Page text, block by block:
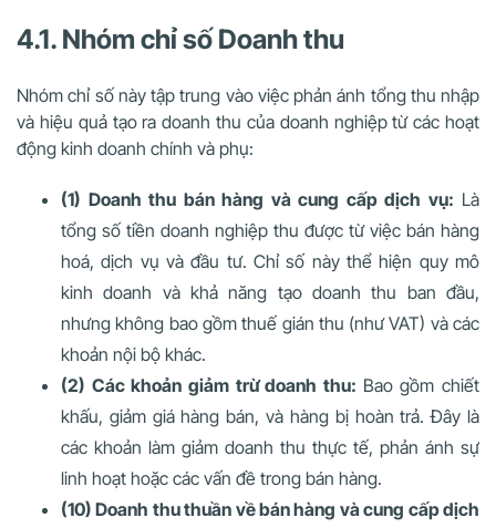
4.1. Nhóm chỉ số Doanh thu
Nhóm chỉ số này tập trung vào việc phản ánh tổng thu nhập
và hiệu quả tạo ra doanh thu của doanh nghiệp từ các hoạt
động kinh doanh chính và phụ:
(1) Doanh thu bán hàng và cung cấp dịch vụ: Là
tổng số tiền doanh nghiệp thu được từ việc bán hàng
hoá, dịch vụ và đầu tư. Chỉ số này thể hiện quy mô
kinh doanh và khả năng tạo doanh thu ban đầu,
nhưng không bao gồm thuế gián thu (như VAT) và các
khoản nội bộ khác.
(2) Các khoản giảm trừ doanh thu: Bao gồm chiết
khấu, giảm giá hàng bán, và hàng bị hoàn trả. Đây là
các khoản làm giảm doanh thu thực tế, phản ánh sự
linh hoạt hoặc các vấn đề trong bán hàng.
(10) Doanh thu thuần về bán hàng và cung cấp dịch